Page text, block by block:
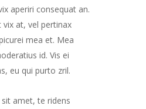
aperiri consequat an.
vix at, vel pertinax
mea et. Mea
id. Vis ei
eu qui purto zril.
amet, te ridens